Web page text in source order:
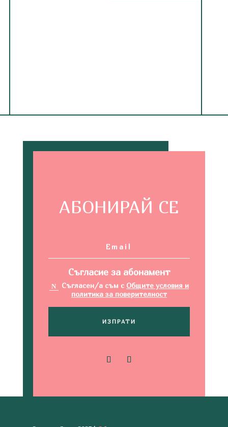
АБОНИРАЙ СЕ
Съгласие за абонамент
Съгласен/а съм с Общите условия и
политика за поверителност
ИЗПРАТИ